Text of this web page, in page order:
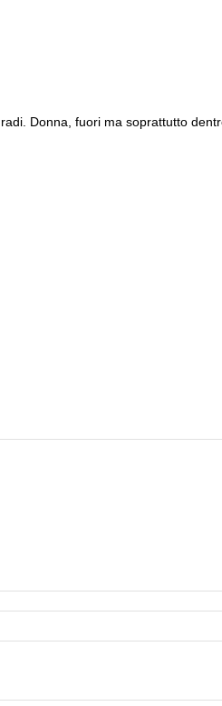
Donna, fuori ma soprattutto